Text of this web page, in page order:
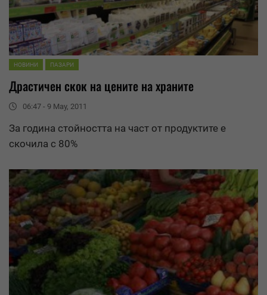
НОВИНИ ПАЗАРИ
Драстичен скок на цените на храните
06:47 - 9 May, 2011
За година стойността на част от продуктите е
скочила с 80%